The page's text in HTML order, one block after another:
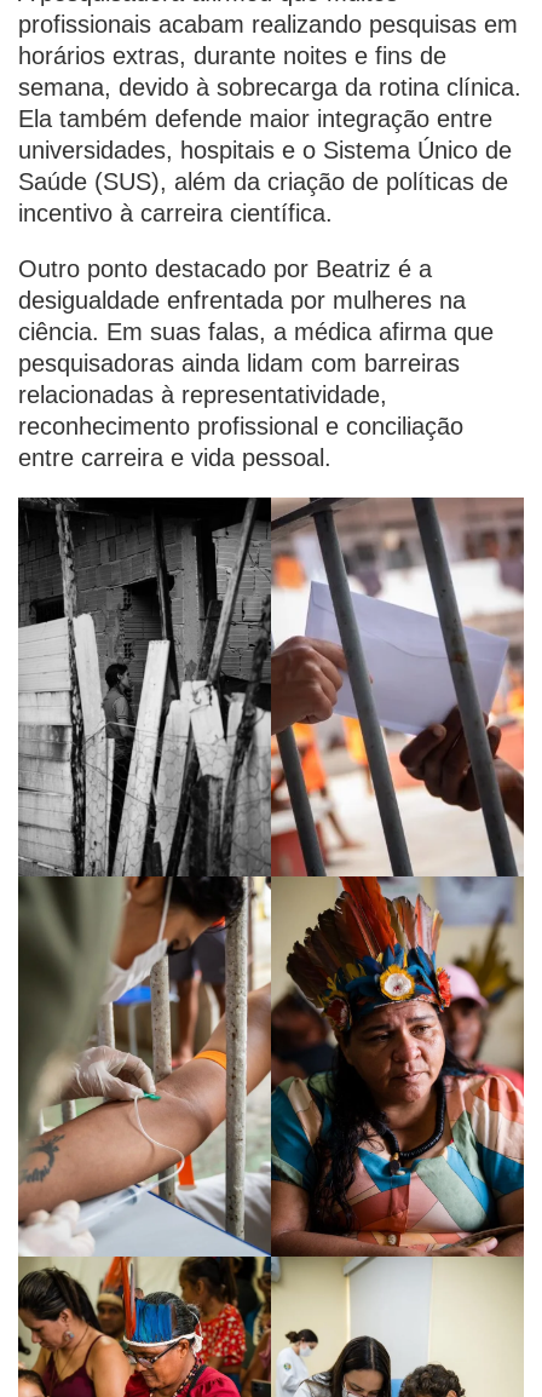
profissionais acabam realizando pesquisas em
horários extras, durante noites e fins de
semana, devido à sobrecarga da rotina clínica.
Ela também defende maior integração entre
universidades, hospitais e o Sistema Único de
Saúde (SUS), além da criação de políticas de
incentivo à carreira científica.
Outro ponto destacado por Beatriz é a
desigualdade enfrentada por mulheres na
ciência. Em suas falas, a médica afirma que
pesquisadoras ainda lidam com barreiras
relacionadas à representatividade,
reconhecimento profissional e conciliação
entre carreira e vida pessoal.